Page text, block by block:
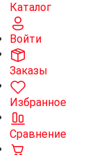
Каталог
Войти
Заказы
Избранное
Сравнение